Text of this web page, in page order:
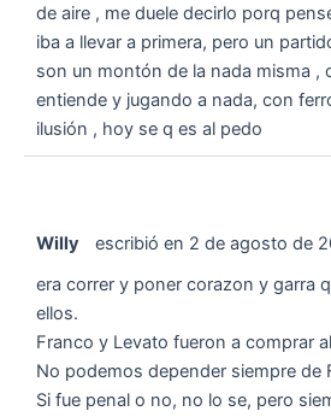
de aire , me duele decirlo porq
iba a llevar a primera, pero un
son un montón de la nada misma ,
entiende y jugando a nada, con
ilusión , hoy se q es al pedo
Willy escribió en 2 de agosto de
era correr y poner corazon y garra
ellos.
Franco y Levato fueron a comprar
No podemos depender siempre de
Si fue penal o no, no lo se, pero